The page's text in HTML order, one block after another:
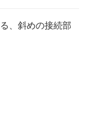
、斜めの接続部